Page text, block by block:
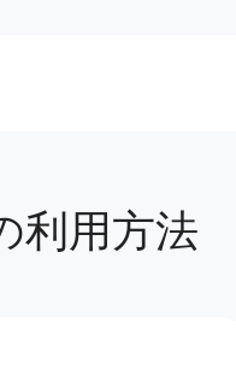
利用方法